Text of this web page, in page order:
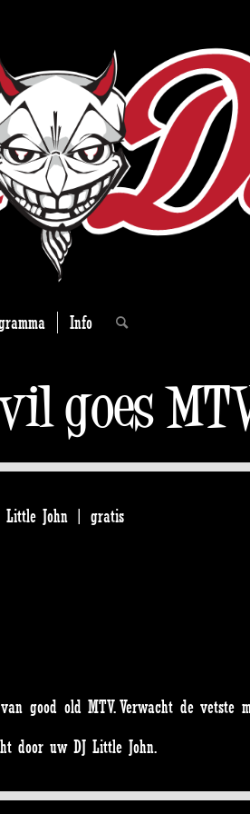
Info
goes
Little John | gratis
good old MTV. Verwacht de vetste
door uw DJ Little John.